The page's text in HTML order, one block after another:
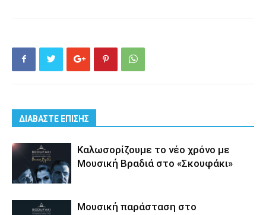
ΔΙΑΒΑΣΤΕ ΕΠΙΣΗΣ
Καλωσορίζουμε το νέο χρόνο με
Μουσική Βραδιά στο «Σκουφάκι»
Μουσική παράσταση στο